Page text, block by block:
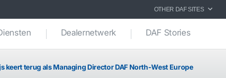
OTHER DAF SITES
Dealernetwerk DAF Stories
keert terug als Managing Director DAF North-West Europe